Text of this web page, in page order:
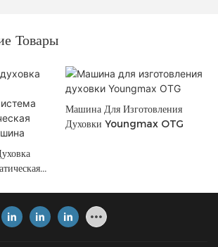
Товары
Машина Для Изготовления
Духовки Youngmax OTG